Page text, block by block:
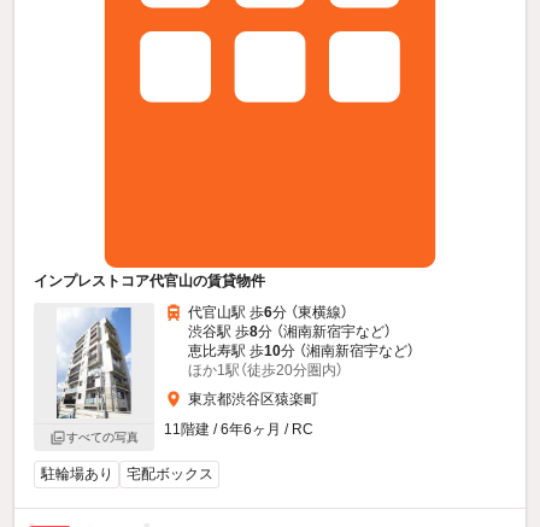
インプレストコア代官山の賃貸物件
すべての写真
代官山駅 歩6分 （東横線）
渋谷駅 歩8分 （湘南新宿宇など）
恵比寿駅 歩10分 （湘南新宿宇など）
ほか1駅（徒歩20分圏内）
東京都渋谷区猿楽町
11階建 / 6年6ヶ月 / RC
駐輪場あり 宅配ボックス